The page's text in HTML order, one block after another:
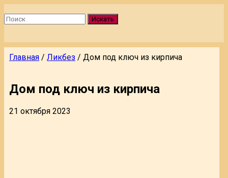
Искать
Главная / Ликбез / Дом под ключ из кирпича
Дом под ключ из кирпича
21 октября 2023